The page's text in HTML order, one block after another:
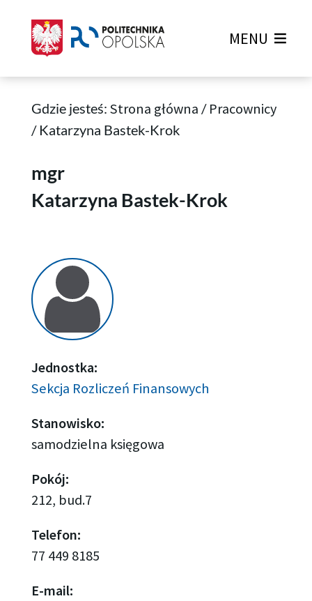
MENU
Gdzie jesteś: Strona główna / Pracownicy
/ Katarzyna Bastek-Krok
mgr
Katarzyna Bastek-Krok
Jednostka:
Sekcja Rozliczeń Finansowych
Stanowisko:
samodzielna księgowa
Pokój:
212, bud.7
Telefon:
77 449 8185
E-mail: